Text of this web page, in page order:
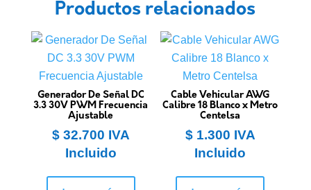
Productos relacionados
Generador De Señal DC
3.3 30V PWM Frecuencia
Ajustable
$32.700 IVA
Incluido
Cable Vehicular AWG
Calibre 18 Blanco x Metro
Centelsa
$1.300 IVA
Incluido